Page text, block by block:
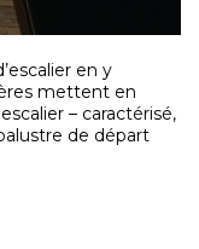
en y
mettent en
– caractérisé,
de départ